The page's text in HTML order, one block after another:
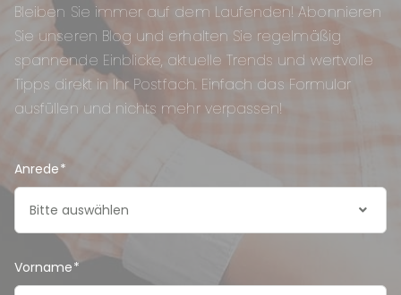
Bleiben Sie immer auf dem Laufenden! Abonnieren
Sie unseren Blog und erhalten Sie regelmäßig
spannende Einblicke, aktuelle Trends und wertvolle
Tipps direkt in Ihr Postfach. Einfach das Formular
ausfüllen und nichts mehr verpassen!
Anrede*
Bitte auswählen
Vorname*